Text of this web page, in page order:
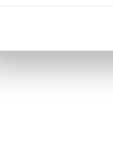
AQU